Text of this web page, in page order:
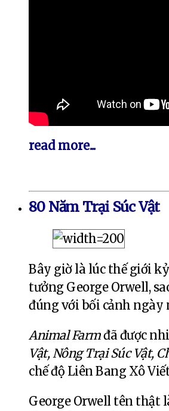
read more...
80 Năm Trại Súc Vật
Bây giờ là lúc thế giới
tưởng George Orwell,
đúng với bối cảnh ngày
Animal Farmđã được
Vật, Nông Trại Súc Vật,
chế độ Liên Bang Xô
George Orwell tên thật